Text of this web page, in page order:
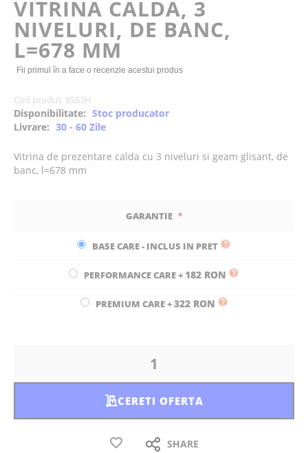
the
images
gallery
VITRINA CALDA, 3
NIVELURI, DE BANC,
L=678 MM
Fii primul în a face o recenzie acestui produs
Cod produs 8553H
Disponibilitate: Stoc producator
Livrare: 30 - 60 Zile
Vitrina de prezentare calda cu 3 niveluri si geam glisant, de
banc, l=678 mm
GARANTIE
BASE CARE - INCLUS IN PRET
PERFORMANCE CARE+ 182 RON
PREMIUM CARE+322 RON
CERETI OFERTA
SHARE